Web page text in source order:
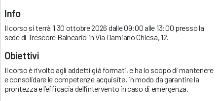
Info
Il corso si terrà il 30 ottobre 2026 dalle 09:00 alle 13:00 presso la
sede di Trescore Balneario in Via Damiano Chiesa, 12.
Obiettivi
Il corso è rivolto agli addetti già formati, e ha lo scopo di mantenere
e consolidare le competenze acquisite, in modo da garantire la
prontezza e l’efficacia dell’intervento in caso di emergenza.